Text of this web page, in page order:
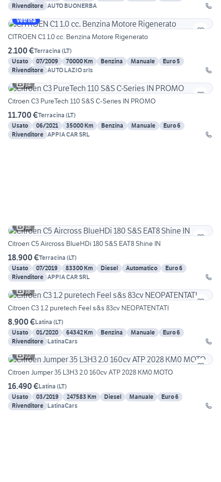
Rivenditore AUTO BUONERBA
Vetrina
CITROEN C1 1.0 cc. Benzina Motore Rigenerato
2.100 €Terracina (LT)
Usato
07/2009 70000 Km Benzina Manuale
Euro 5
Rivenditore AUTO LAZIO srls
14
Citroen C3 PureTech 110 S&S C-Series IN PROMO
11.700 €Terracina (LT)
Usato
06/2021 35000 Km Benzina Manuale
Euro 6
Rivenditore APPIA CAR SRL
18
Citroen C5 Aircross BlueHDi 180 S&S EAT8 Shine IN
18.900 €Terracina (LT)
Usato
07/2019 83300 Km Diesel Automatico
Euro 6
Rivenditore APPIA CAR SRL
18
Citroen C3 1.2 puretech Feel s&s 83cv NEOPATENTATI
8.900 €Latina (LT)
Usato
01/2020 64342 Km Benzina Manuale
Euro 6
Rivenditore LatinaCars
22
Citroen Jumper 35 L3H3 2.0 160cv ATP 2028 KM0 MOTO
16.490 €Latina (LT)
Usato
03/2019 247583 Km Diesel Manuale
Euro 6
Rivenditore LatinaCars